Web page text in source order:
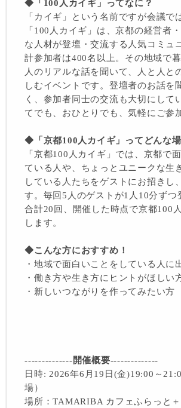
◆「100人カイギ」ってなに？
「カイギ」という名前ですが会議で
「100人カイギ」は、京都の経営者
な人材が登壇・交流する人気コミュ
計参加者は400名以上。その地域で
人のリアルな話を聞いて、人と人と
しむイベントです。登壇者のお話を
く、参加者同士の交流も大切にして
てでも、おひとりでも、気軽にご参
◆「京都100人カイギ」ってどんな場
「京都100人カイギ」では、京都で
ている人や、ちょっとユニークな生
している人たちをゲストにお招きし
す。毎回5人のゲストが1人10分ずつ
合計20回、開催した時点で京都100
します。
◆こんな方におすすめ！
・地域で面白いことをしている人に
・働き方や生き方にヒントがほしい
・新しいつながりを作ってみたい方
--------------開催概要--------------
日時: 2026年6月19日(金)19:00～
場）
場所：TAMARIBA カフェふらっと